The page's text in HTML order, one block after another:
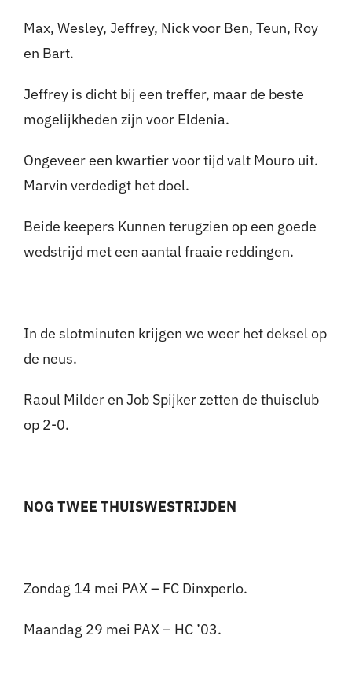
Max, Wesley, Jeffrey, Nick voor Ben, Teun, Roy
en Bart.
Jeffrey is dicht bij een treffer, maar de beste
mogelijkheden zijn voor Eldenia.
Ongeveer een kwartier voor tijd valt Mouro uit.
Marvin verdedigt het doel.
Beide keepers Kunnen terugzien op een goede
wedstrijd met een aantal fraaie reddingen.
In de slotminuten krijgen we weer het deksel op
de neus.
Raoul Milder en Job Spijker zetten de thuisclub
op 2-0.
NOG TWEE THUISWESTRIJDEN
Zondag 14 mei PAX – FC Dinxperlo.
Maandag 29 mei PAX – HC ’03.